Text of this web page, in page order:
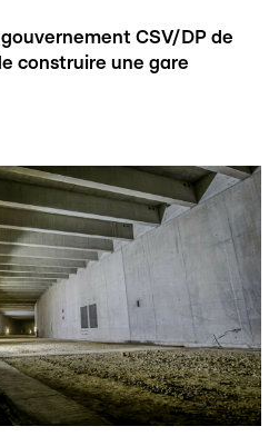
CSV/DP de
construire une gare